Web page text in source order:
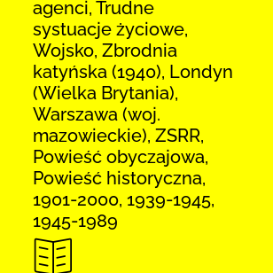
agenci, Trudne
systuacje życiowe,
Wojsko, Zbrodnia
katyńska (1940), Londyn
(Wielka Brytania),
Warszawa (woj.
mazowieckie), ZSRR,
Powieść obyczajowa,
Powieść historyczna,
1901-2000, 1939-1945,
1945-1989